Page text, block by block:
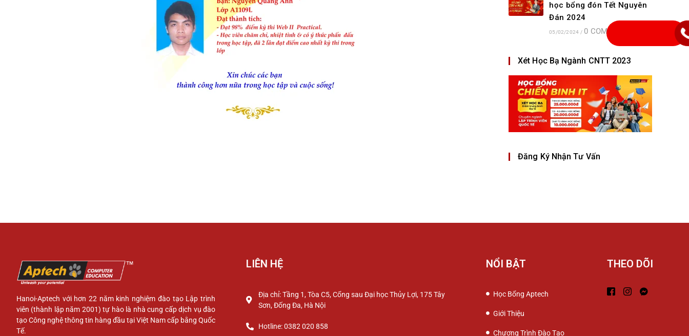
học bổng đón Tết Nguyên
Đán 2024
05/02/2024 / 0 COMMENTS
Xét Học Bạ Ngành CNTT 2023
Đăng Ký Nhận Tư Vấn
Hanoi-Aptech với hơn 22 năm kinh nghiệm đào tạo Lập trình
viên (thành lập năm 2001) tự hào là nhà cung cấp dịch vụ đào
tạo Công nghệ thông tin hàng đầu tại Việt Nam cấp bằng Quốc
Tế.
LIÊN HỆ
Địa chỉ: Tầng 1, Tòa C5, Cổng sau Đại học Thủy Lợi, 175 Tây
Sơn, Đống Đa, Hà Nội
Hotline: 0382 020 858
NỔI BẬT
Học Bổng Aptech
Giới Thiệu
Chương Trình Đào Tạo
THEO DÕI